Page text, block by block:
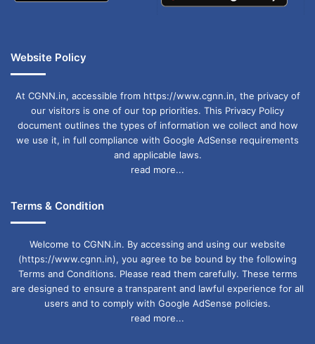
Website Policy
At CGNN.in, accessible from https://www.cgnn.in, the privacy of
our visitors is one of our top priorities. This Privacy Policy
document outlines the types of information we collect and how
we use it, in full compliance with Google AdSense requirements
and applicable laws.
read more...
Terms & Condition
Welcome to CGNN.in. By accessing and using our website
(https://www.cgnn.in), you agree to be bound by the following
Terms and Conditions. Please read them carefully. These terms
are designed to ensure a transparent and lawful experience for all
users and to comply with Google AdSense policies.
read more...